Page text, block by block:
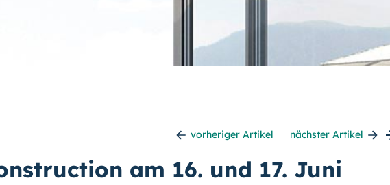
vorheriger Artikel nächster Artikel
am 16. und 17. Juni